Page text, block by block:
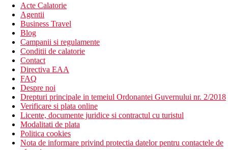
Acte Calatorie
Agentii
Business Travel
Blog
Campanii si regulamente
Conditii de calatorie
Contact
Directiva EAA
FAQ
Despre noi
Drepturi principale in temeiul Ordonantei Guvernului nr. 2/2018
Verificare si plata online
Licente, documente juridice si contractul cu turistul
Modalitati de plata
Politica cookies
Nota de informare privind protectia datelor pentru contactele de